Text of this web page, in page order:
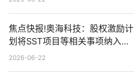
焦点快报!奥海科技：股权激励计
划将SST项目等相关事项纳入专
项业务发展考核指标
2026-06-22